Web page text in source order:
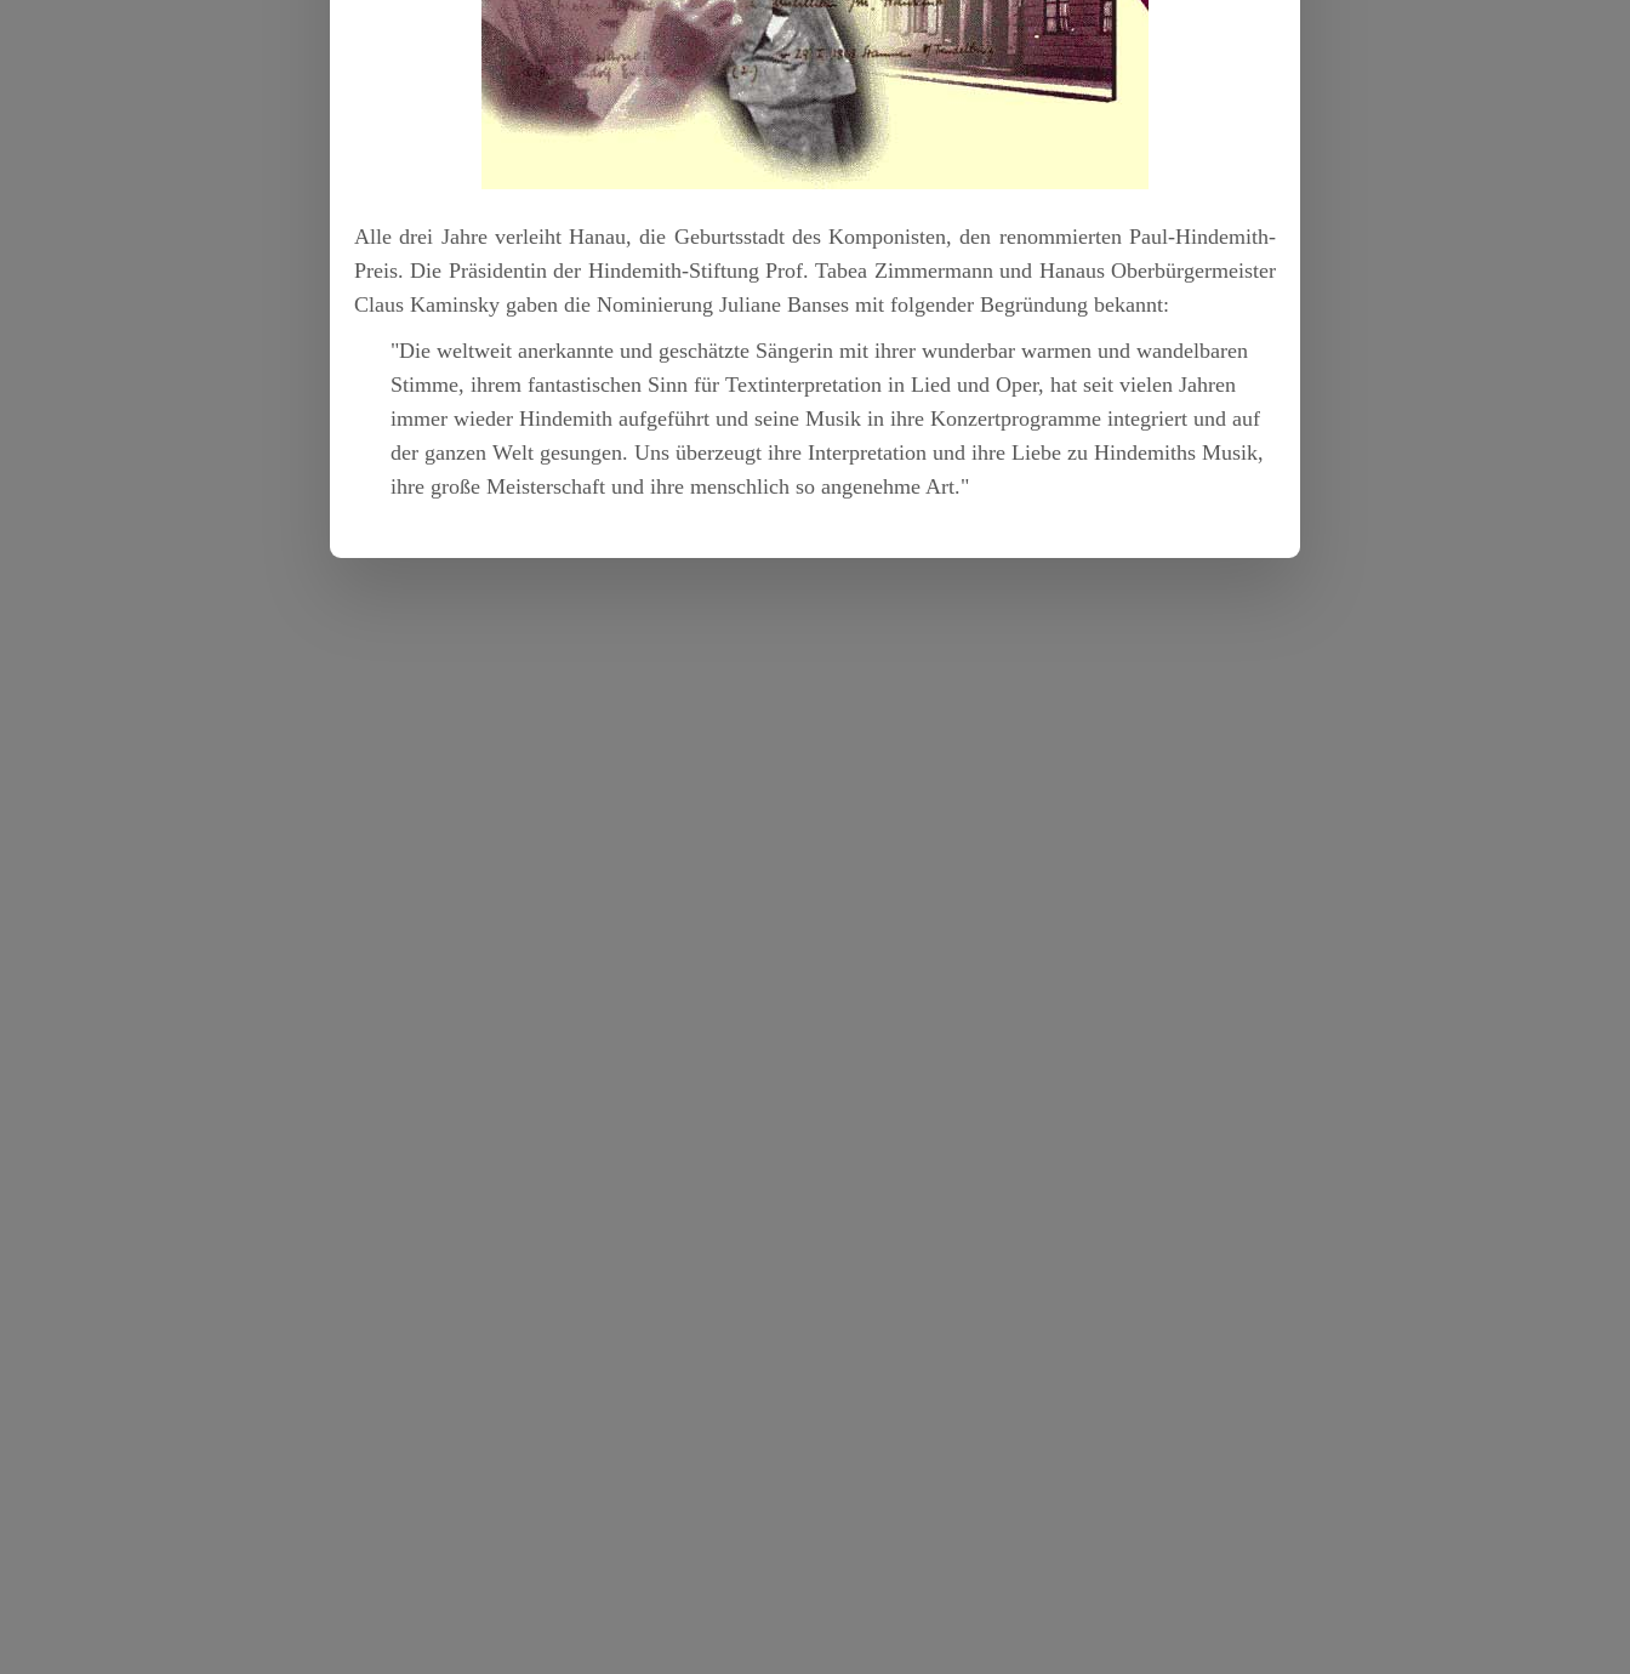
Alle drei Jahre verleiht Hanau, die Geburtsstadt des Komponisten, den renommierten Paul-Hindemith-
Preis. Die Präsidentin der Hindemith-Stiftung Prof. Tabea Zimmermann und Hanaus Oberbürgermeister
Claus Kaminsky gaben die Nominierung Juliane Banses mit folgender Begründung bekannt:
"Die weltweit anerkannte und geschätzte Sängerin mit ihrer wunderbar warmen und wandelbaren
Stimme, ihrem fantastischen Sinn für Textinterpretation in Lied und Oper, hat seit vielen Jahren
immer wieder Hindemith aufgeführt und seine Musik in ihre Konzertprogramme integriert und auf
der ganzen Welt gesungen. Uns überzeugt ihre Interpretation und ihre Liebe zu Hindemiths Musik,
ihre große Meisterschaft und ihre menschlich so angenehme Art."